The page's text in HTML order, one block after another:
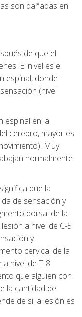
son dañadas en
de que el
El nivel es el
espinal, donde
(nivel
espinal en la
cerebro, mayor es
Muy
normalmente
que la
de sensación y
dorsal de la
a nivel de C-5
y
cervical de la
a nivel de T-8
que alguien con
la cantidad de
de si la lesión es